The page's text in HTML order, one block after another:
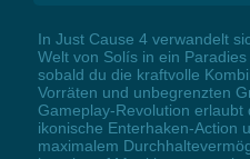
In Just Cause 4 verwandelt
Welt von Solís in ein
sobald du die kraftvolle
Vorräten und unbegrenzten
Gameplay-Revolution erlaubt
ikonische Enterhaken-Action
maximalem